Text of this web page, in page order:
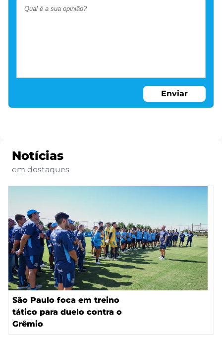
Enviar
Notícias
em destaques
São Paulo foca em treino
tático para duelo contra o
Grêmio